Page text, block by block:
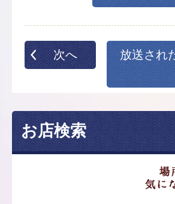
次へ
放送され
お店検索